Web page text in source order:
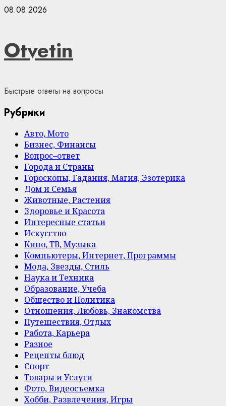
Skip
08.08.2026
Otvetin
Быстрые ответы на вопросы
Рубрики
Авто, Мото
Бизнес, Финансы
Вопрос–ответ
Города и Страны
Гороскопы, Гадания, Магия, Эзотерика
Дом и Семья
Животные, Растения
Здоровье и Красота
Интересные статьи
Искусство
Кино, ТВ, Музыка
Компьютеры, Интернет, Программы
Мода, Звезды, Стиль
Наука и Техника
Образование, Учеба
Общество и Политика
Отношения, Любовь, Знакомства
Путешествия, Отдых
Работа, Карьера
Разное
Рецепты блюд
Спорт
Товары и Услуги
Фото, Видеосъемка
Хобби, Развлечения, Игры